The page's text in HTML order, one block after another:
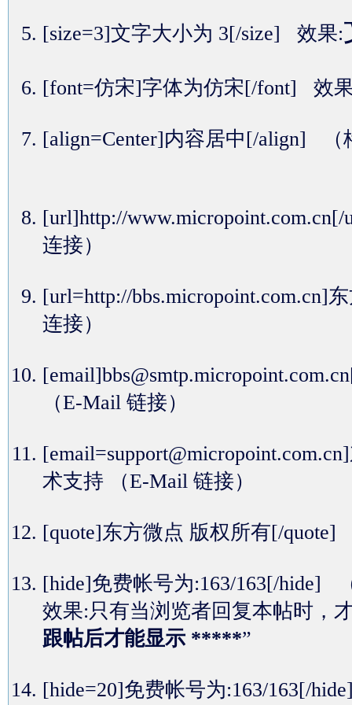
[size=3]文字大小为 3[/size] 效果:
[font=仿宋]字体为仿宋[/font] 效
[align=Center]内容居中[/align] （
[url]http://
连接）
[url=http://
连接）
（E-Mail 链接）
术支持 （E-Mail 链接）
[quote]东方微点 版权所有[/
[hide]免费帐号为:163/163[/hide]
效果:只有当浏览者回复本帖时，
跟帖后才能显示 *****”
[hide=20]免费帐号为:163/163[/